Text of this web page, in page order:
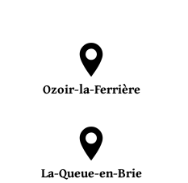
Ozoir-la-Ferrière
La-Queue-en-Brie